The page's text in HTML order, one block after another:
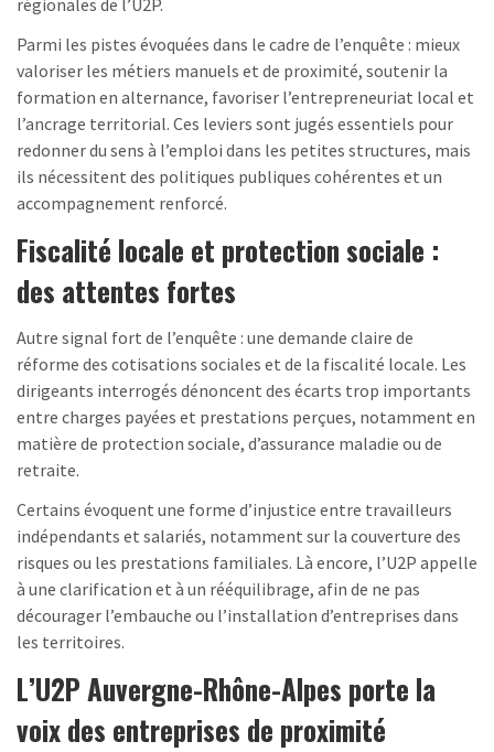
régionales de l’U2P.
Parmi les pistes évoquées dans le cadre de l’enquête : mieux
valoriser les métiers manuels et de proximité, soutenir la
formation en alternance, favoriser l’entrepreneuriat local et
l’ancrage territorial. Ces leviers sont jugés essentiels pour
redonner du sens à l’emploi dans les petites structures, mais
ils nécessitent des politiques publiques cohérentes et un
accompagnement renforcé.
Fiscalité locale et protection sociale :
des attentes fortes
Autre signal fort de l’enquête : une demande claire de
réforme des cotisations sociales et de la fiscalité locale. Les
dirigeants interrogés dénoncent des écarts trop importants
entre charges payées et prestations perçues, notamment en
matière de protection sociale, d’assurance maladie ou de
retraite.
Certains évoquent une forme d’injustice entre travailleurs
indépendants et salariés, notamment sur la couverture des
risques ou les prestations familiales. Là encore, l’U2P appelle
à une clarification et à un rééquilibrage, afin de ne pas
décourager l’embauche ou l’installation d’entreprises dans
les territoires.
L’U2P Auvergne-Rhône-Alpes porte la
voix des entreprises de proximité